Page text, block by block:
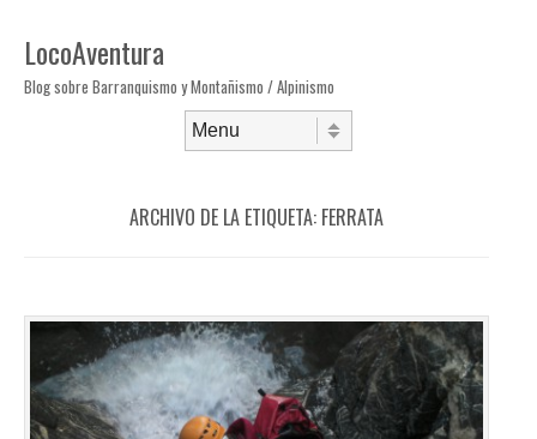
LocoAventura
Blog sobre Barranquismo y Montañismo / Alpinismo
ARCHIVO DE LA ETIQUETA: FERRATA